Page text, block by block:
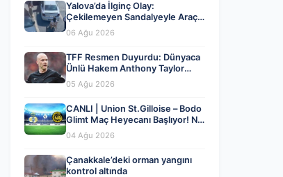
Yalova’da İlginç Olay:
Çekilemeyen Sandalyeyle Araç
Parkına Engel Olma Hikayesi
06 Ağu 2026
TFF Resmen Duyurdu: Dünyaca
Ünlü Hakem Anthony Taylor
MHK’da Göreve Başladı
05 Ağu 2026
CANLI | Union St.Gilloise – Bodo
Glimt Maç Heyecanı Başlıyor! Ne
Zaman ve Nerede İzlenir? – 04
Ağustos 2026
04 Ağu 2026
Çanakkale’deki orman yangını
kontrol altında